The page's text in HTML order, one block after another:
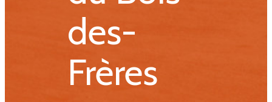
des-
Frères